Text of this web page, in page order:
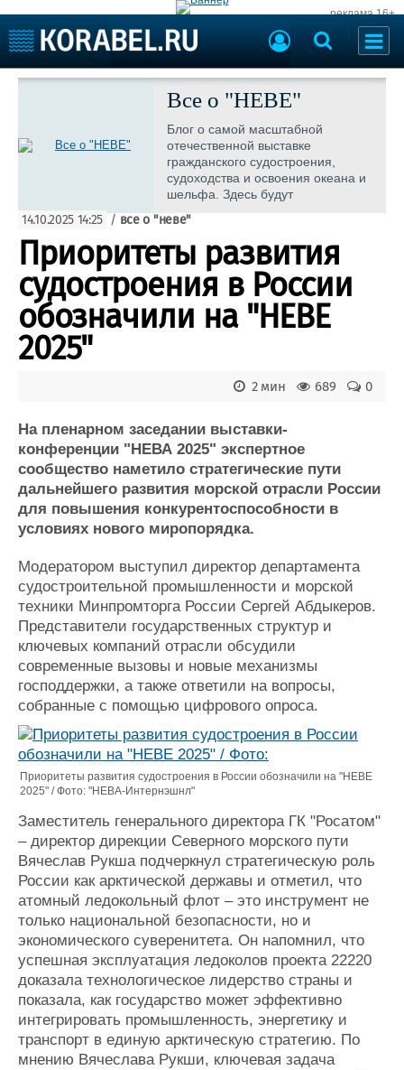
реклама 16+
Судостроение
Пресс-релизы
Порты
Яхты и катера
Еще
Судостроение
Пульс
Новости
Компании
Репутация
Реклама
Торговая площадка
Доска объявлений
Продажа флота
Оборудование
Конференции
Выставки и семинары
Словарь
Флот
Галерея флота
Форум
Отзывы
Все службы
Все о "НЕВЕ"
Блог о самой масштабной
отечественной выставке
гражданского судостроения,
судоходства и освоения океана и
шельфа. Здесь будут
информация и новости о событии.
14.10.2025 14:25 / все о "неве"
Приоритеты развития
судостроения в России
обозначили на "НЕВЕ
2025"
0
689
2 мин
На пленарном заседании выставки-
конференции "НЕВА 2025" экспертное
сообщество наметило стратегические пути
дальнейшего развития морской отрасли России
для повышения конкурентоспособности в
условиях нового миропорядка.
Модератором выступил директор департамента
судостроительной промышленности и морской
техники Минпромторга России Сергей Абдыкеров.
Представители государственных структур и
ключевых компаний отрасли обсудили
современные вызовы и новые механизмы
господдержки, а также ответили на вопросы,
собранные с помощью цифрового опроса.
Приоритеты развития судостроения в России обозначили на "НЕВЕ
2025" / Фото: "НЕВА-Интернэшнл"
Заместитель генерального директора ГК "Росатом"
– директор дирекции Северного морского пути
Вячеслав Рукша подчеркнул стратегическую роль
России как арктической державы и отметил, что
атомный ледокольный флот – это инструмент не
только национальной безопасности, но и
экономического суверенитета. Он напомнил, что
успешная эксплуатация ледоколов проекта 22220
доказала технологическое лидерство страны и
показала, как государство может эффективно
интегрировать промышленность, энергетику и
транспорт в единую арктическую стратегию. По
мнению Вячеслава Рукши, ключевая задача